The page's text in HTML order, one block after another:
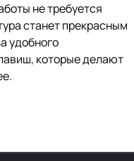
не требуется
станет прекрасным
удобного
которые делают